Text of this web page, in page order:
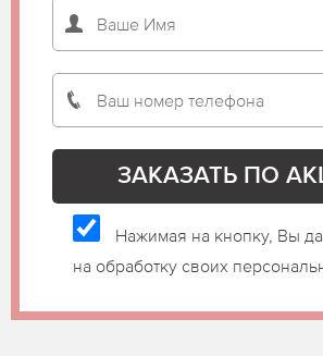
Нажимая на кнопку, Вы
на обработку своих